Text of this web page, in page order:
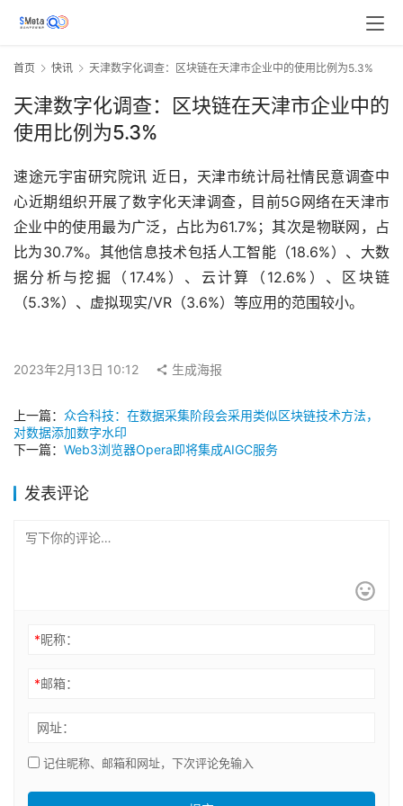
首页 快讯 天津数字化调查：区块链在天津市企业中的使用比例为5.3%
天津数字化调查：区块链在天津市企业中的
使用比例为5.3%
速途元宇宙研究院讯 近日，天津市统计局社情民意调查中
心近期组织开展了数字化天津调查，目前5G网络在天津市
企业中的使用最为广泛，占比为61.7%；其次是物联网，占
比为30.7%。其他信息技术包括人工智能（18.6%）、大数
据分析与挖掘（17.4%）、云计算（12.6%）、区块链
（5.3%）、虚拟现实/VR（3.6%）等应用的范围较小。
2023年2月13日 10:12 生成海报
上一篇： 众合科技：在数据采集阶段会采用类似区块链技术方法，
对数据添加数字水印
下一篇： Web3浏览器Opera即将集成AIGC服务
发表评论
*昵称：
*邮箱：
网址：
记住昵称、邮箱和网址，下次评论免输入